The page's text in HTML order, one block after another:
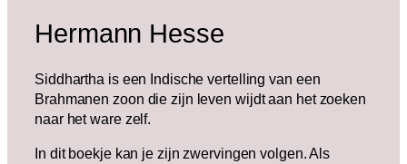
Hermann Hesse
Siddhartha is een Indische vertelling van een
Brahmanen zoon die zijn leven wijdt aan het zoeken
naar het ware zelf.
In dit boekje kan je zijn zwervingen volgen. Als